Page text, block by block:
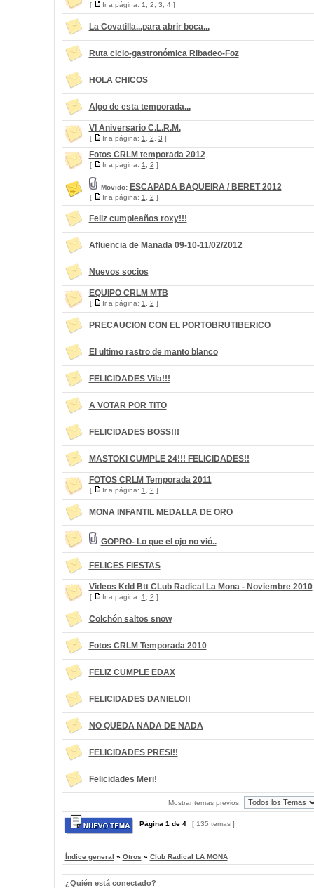
[ Ir a página: 1 2 3 4]
La Covatilla...para abrir boca...
Ruta ciclo-gastronómica Ribadeo-Foz
HOLA CHICOS
Algo de esta temporada...
VI Aniversario C.L.R.M.
[ Ir a página: 1 2 3 ]
Fotos CRLM temporada 2012
[ Ir a página: 1 2 ]
Movido: ESCAPADA BAQUEIRA / BERET 2012
[ Ir a página: 1 2 ]
Feliz cumpleaños roxy!!!
Afluencia de Manada 09-10-11/02/2012
Nuevos socios
EQUIPO CRLM MTB
[ Ir a página: 1 2 ]
PRECAUCION CON EL PORTOBRUTIBERICO
El ultimo rastro de manto blanco
FELICIDADES Vila!!!
A VOTAR POR TITO
FELICIDADES BOSS!!!
MASTOKI CUMPLE 24!!! FELICIDADES!!
FOTOS CRLM Temporada 2011
[ Ir a página: 1 2 ]
MONA INFANTIL MEDALLA DE ORO
GOPRO- Lo que el ojo no vió..
FELICES FIESTAS
Videos Kdd Btt CLub Radical La Mona - Noviembre 2010
[ Ir a página: 1 2 ]
Colchón saltos snow
Fotos CRLM Temporada 2010
FELIZ CUMPLE EDAX
FELICIDADES DANIELO!!
NO QUEDA NADA DE NADA
FELICIDADES PRESI!!
Felicidades Meri!
Mostrar temas previos:
Página 1 de 4 [ 135 temas ]
Índice general » Otros » Club Radical LA MONA
¿Quién está conectado?